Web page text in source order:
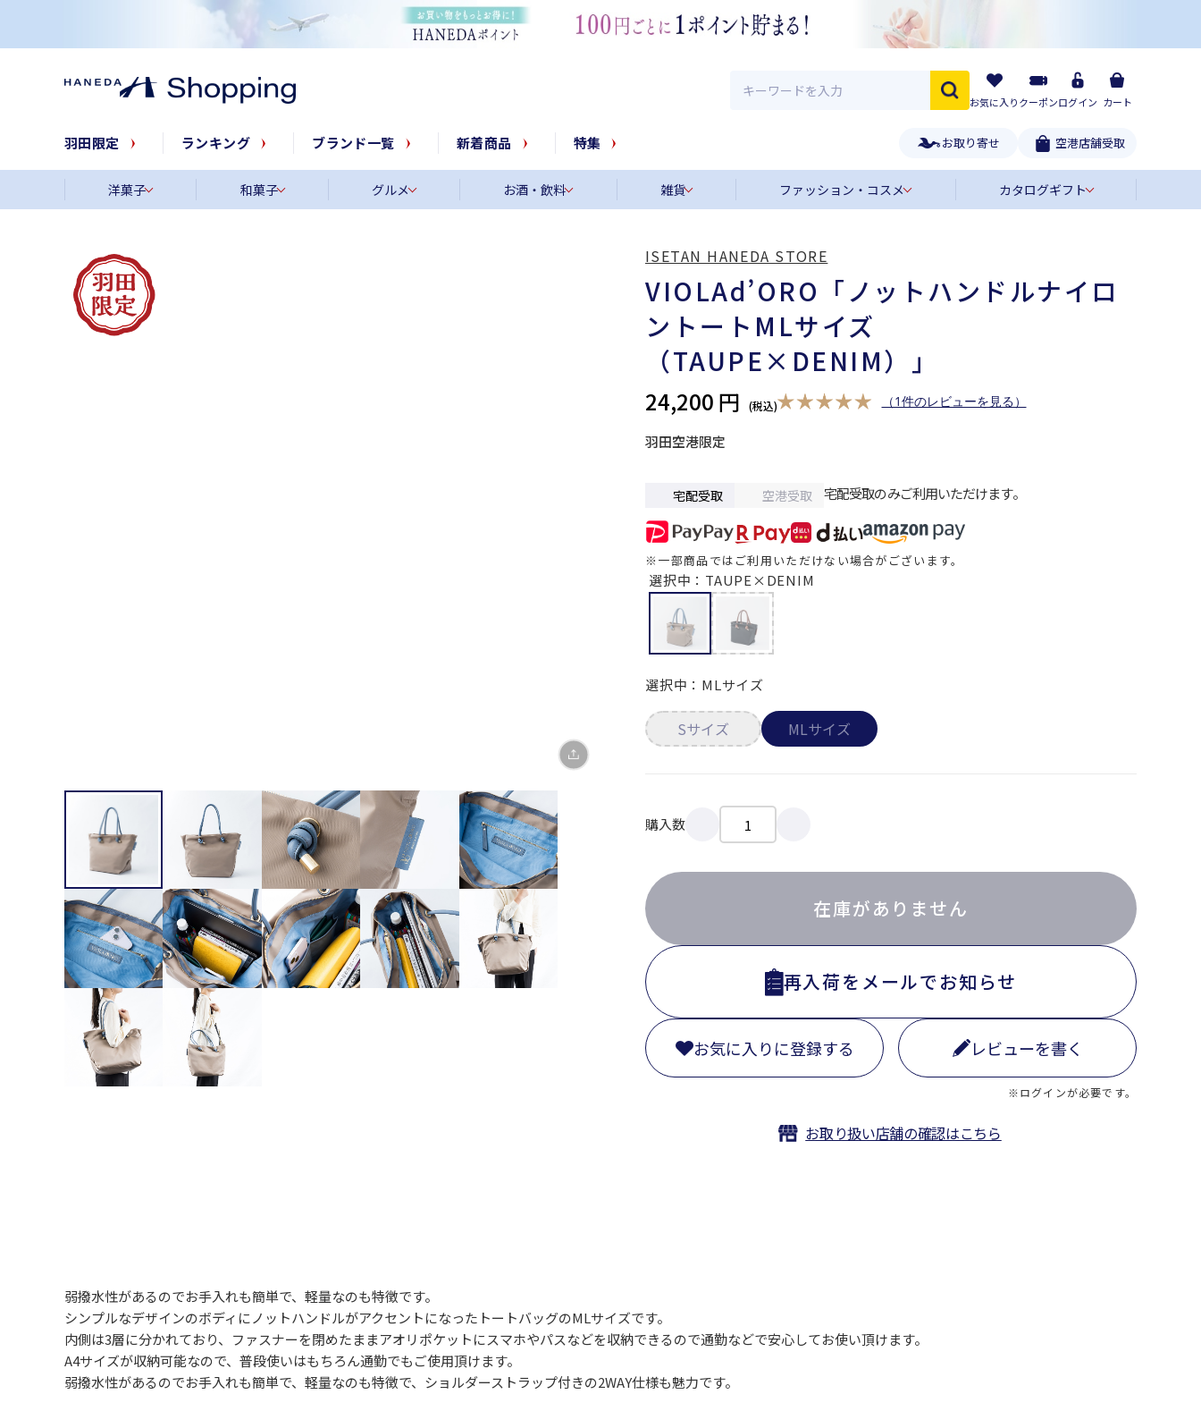
お気に入りクーポンログイン カート
羽田限定 ランキング ブランド一覧 新着商品 特集 お取り寄せ 空港店舗受取
洋菓子 和菓子 グルメ お酒・飲料 雑貨 ファッション・コスメ カタログギフト
VIOLAd’ORO「ノットハンドルナイロ
ントートMLサイズ
（TAUPE×DENIM）」
24,200 円 （1件のレビューを見る）
羽田空港限定
宅配受取 空港受取 宅配受取のみご利用いただけます。
※一部商品ではご利用いただけない場合がございます。
選択中：TAUPE×DENIM
Sサイズ MLサイズ
選択中：MLサイズ
購入数
在庫がありません
再入荷をメールでお知らせ
お気に入りに登録する レビューを書く
※ログインが必要です。
お取り扱い店舗の確認はこちら
ISETAN HANEDA STORE
弱撥水性があるのでお手入れも簡単で、軽量なのも特徴です。
シンプルなデザインのボディにノットハンドルがアクセントになったトートバッグのMLサイズです。
内側は3層に分かれており、ファスナーを閉めたままアオリポケットにスマホやパスなどを収納できるので通勤などで安心してお使い頂けます。
A4サイズが収納可能なので、普段使いはもちろん通勤でもご使用頂けます。
弱撥水性があるのでお手入れも簡単で、軽量なのも特徴で、ショルダーストラップ付きの2WAY仕様も魅力です。